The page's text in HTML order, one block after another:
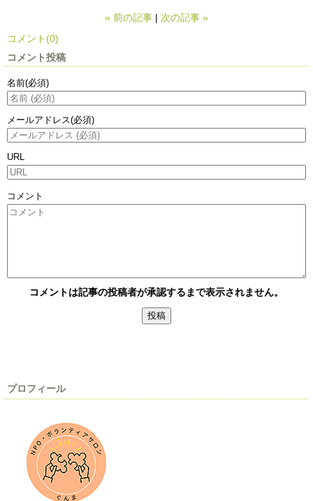
« 前の記事 次の記事 »
コメント(0)
コメント投稿
名前(必須)
メールアドレス(必須)
URL
コメント
コメントは記事の投稿者が承認するまで表示されません。
プロフィール